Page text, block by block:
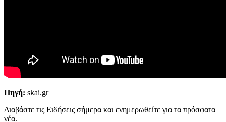
Πηγή: skai.gr
Διαβάστε τις Ειδήσεις σήμερα και ενημερωθείτε για τα πρόσφατα
νέα.